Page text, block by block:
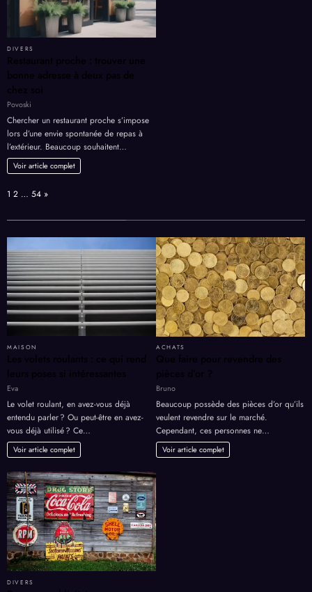
DIVERS
Restaurant proche : trouver une
bonne adresse à deux pas de
chez soi
Povoski
Chercher un restaurant proche s’impose
lors d’une envie spontanée de repas à
l’extérieur. Beaucoup souhaitent…
Voir article complet
Page:
1 2 … 54 Next
»
MAISON
Les volets roulants : ce qui rend
leurs poses si intéressantes
Eva
Le volet roulant, en avez-vous déjà
entendu parler ? Ou peut-être en avez-
vous déjà utilisé ? Ce…
Voir article complet
ACHATS
Que faire pour revendre des
pièces d’or ?
Bruno
Beaucoup possède des pièces d’or qu’ils
veulent revendre sur le marché.
Cependant, ces personnes ne…
Voir article complet
DIVERS